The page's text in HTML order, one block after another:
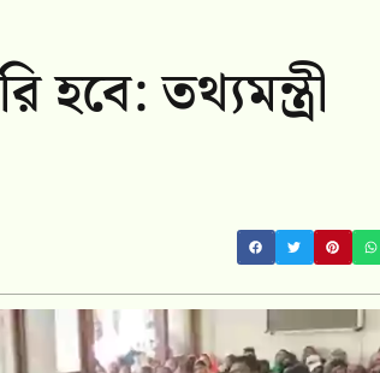
হবে: তথ্যমন্ত্রী